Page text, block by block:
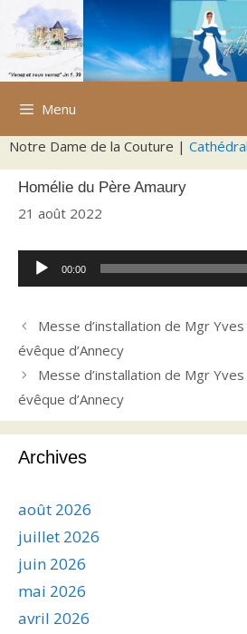
Aller
contenu
Menu
Notre Dame de la Couture |
Homélie du Père Amaury
21 août 2022
Lecteur
audio
00:00
Messe d’installation de Mgr
évêque d’Annecy
Messe d’installation de Mgr
évêque d’Annecy
Archives
août 2026
juillet 2026
juin 2026
mai 2026
avril 2026